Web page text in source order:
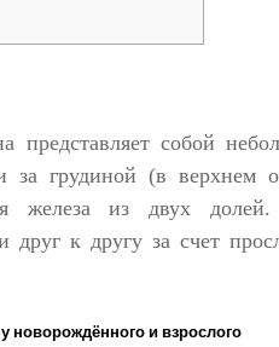
представляет собой
за грудиной (в верхнем
железа из двух
друг к другу за счет
новорождённого и взрослого